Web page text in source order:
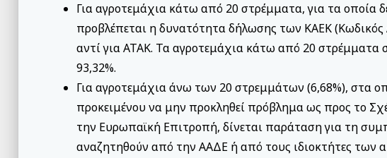
Για αγροτεμάχια κάτω από 20 στρέμματα, για τα οποία
προβλέπεται η δυνατότητα δήλωσης των ΚΑΕΚ (Κωδικός
αντί για ΑΤΑΚ. Τα αγροτεμάχια κάτω από 20 στρέμματα
93,32%.
Για αγροτεμάχια άνω των 20 στρεμμάτων (6,68%), στα
προκειμένου να μην προκληθεί πρόβλημα ως προς το
την Ευρωπαϊκή Επιτροπή, δίνεται παράταση για τη
αναζητηθούν από την ΑΑΔΕ ή από τους ιδιοκτήτες των